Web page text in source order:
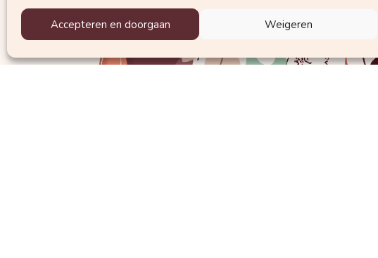
Accepteren en doorgaan Weigeren